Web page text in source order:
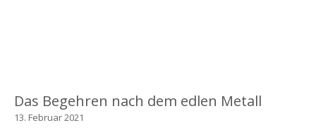
Das Begehren nach dem edlen Metall
13. Februar 2021